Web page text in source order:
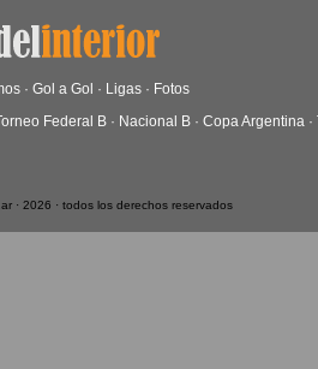
· Gol a Gol · Ligas · Fotos
Federal B · Nacional B · Copa Argentina ·
· 2026 · todos los derechos reservados